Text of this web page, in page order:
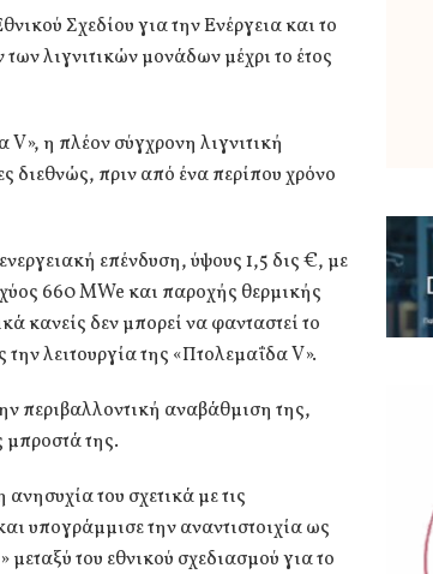
Σχεδίου για την Ενέργεια και το
λιγνιτικών μονάδων μέχρι το έτος
V», η πλέον σύγχρονη λιγνιτική
διεθνώς, πριν από ένα περίπου χρόνο
επένδυση, ύψους 1,5 δις €, με
660 MWe και παροχής θερμικής
κανείς δεν μπορεί να φανταστεί το
λειτουργία της «Πτολεμαΐδα V».
περιβαλλοντική αναβάθμιση της,
μπροστά της.
του σχετικά με τις
υπογράμμισε την αναντιστοιχία ως
του εθνικού σχεδιασμού για το